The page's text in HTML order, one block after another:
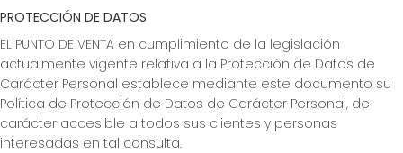
PROTECCIÓN DE DATOS
EL PUNTO DE VENTA en cumplimiento de la legislación
actualmente vigente relativa a la Protección de Datos de
Carácter Personal establece mediante este documento su
Política de Protección de Datos de Carácter Personal, de
carácter accesible a todos sus clientes y personas
interesadas en tal consulta.